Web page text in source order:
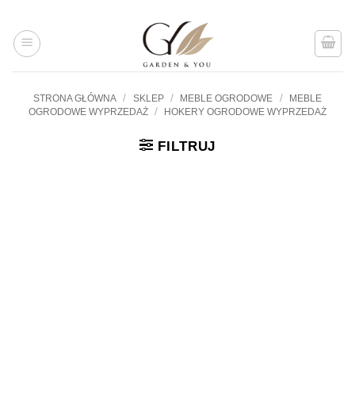
treści
STRONA GŁÓWNA / SKLEP / MEBLE OGRODOWE /
MEBLE
OGRODOWE WYPRZEDAŻ / HOKERY OGRODOWE WYPRZEDAŻ
FILTRUJ